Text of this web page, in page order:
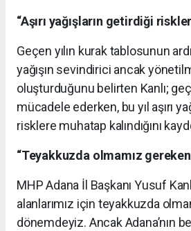
“Aşırı yağışların getirdiği
​Geçen yılın kurak tablosunun
yağışın sevindirici ancak
oluşturduğunu belirten Kanlı;
mücadele ederken, bu yıl aşırı
risklere muhatap kalındığını
“Teyakkuzda olmamız
MHP Adana İl Başkanı Yusuf
alanlarımız için teyakkuzda
dönemdeyiz. Ancak Adana’nın